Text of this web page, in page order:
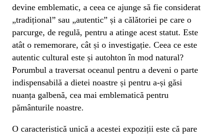
devine emblematic, a ceea ce ajunge să fie considerat
„tradițional” sau „autentic” și a călătoriei pe care o
parcurge, de regulă, pentru a atinge acest statut. Este
atât o rememorare, cât și o investigație. Ceea ce este
autentic cultural este și autohton în mod natural?
Porumbul a traversat oceanul pentru a deveni o parte
indispensabilă a dietei noastre și pentru a-și găsi
nuanța galbenă, cea mai emblematică pentru
pământurile noastre.
O caracteristică unică a acestei expoziții este că pare